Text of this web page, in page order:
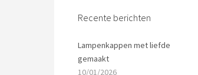
Recente berichten
Lampenkappen met liefde
gemaakt
10/01/2026